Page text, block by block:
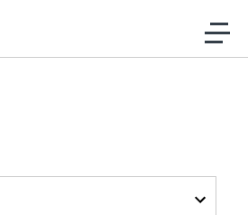
al contenido